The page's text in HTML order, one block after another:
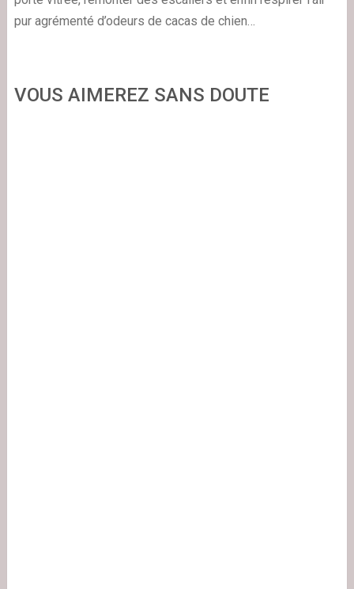
pur agrémenté d’odeurs de cacas de chien…
VOUS AIMEREZ SANS DOUTE